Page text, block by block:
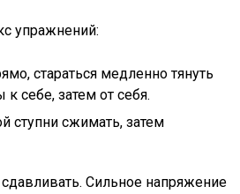
упражнений:
стараться медленно тянуть
себе, затем от себя.
ступни сжимать, затем
Сильное напряжение